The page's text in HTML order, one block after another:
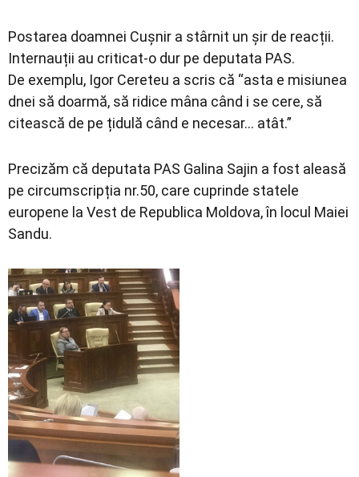
Postarea doamnei Cușnir a stârnit un șir de reacții.
Internauții au criticat-o dur pe deputata PAS.
De exemplu, Igor Cereteu a scris că “asta e misiunea
dnei să doarmă, să ridice mâna când i se cere, să
citească de pe țidulă când e necesar… atât.”
Precizăm că deputata PAS Galina Sajin a fost aleasă
pe circumscripția nr.50, care cuprinde statele
europene la Vest de Republica Moldova, în locul Maiei
Sandu.